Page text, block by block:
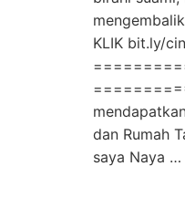
KLIK bit.ly/
dan Rumah
saya Naya …